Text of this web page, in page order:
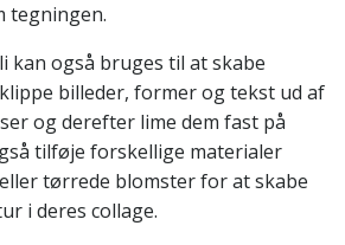
tegningen.
kan også bruges til at skabe
billeder, former og tekst ud af
og derefter lime dem fast på
tilføje forskellige materialer
tørrede blomster for at skabe
i deres collage.